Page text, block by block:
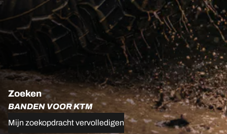
Zoeken
BANDEN VOOR KTM
Mijn zoekopdracht vervolledigen